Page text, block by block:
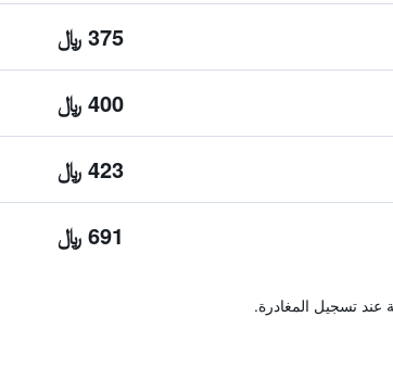
375 ﷼
400 ﷼
423 ﷼
691 ﷼
عند تسجيل المغادرة.